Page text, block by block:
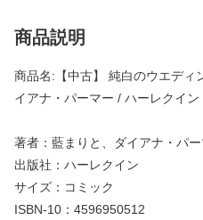
商品説明
商品名:【中古】 純白のウエデ
イアナ・パーマー / ハーレクイン
著者：藍まりと、ダイアナ・パ
出版社：ハーレクイン
サイズ：コミック
ISBN-10：4596950512